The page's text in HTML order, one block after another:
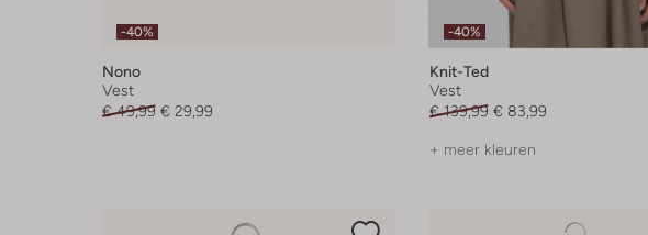
-40%
Nono
Vest
€ 49,99 € 29,99
-40%
Knit-Ted
Vest
€ 139,99 € 83,99
+ meer kleuren